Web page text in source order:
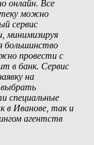
онлайн. Все
можно
сервис
минимизируя
большинство
провести с
в банк. Сервис
на
выбрать
специальные
в Иванове, так и
агентств